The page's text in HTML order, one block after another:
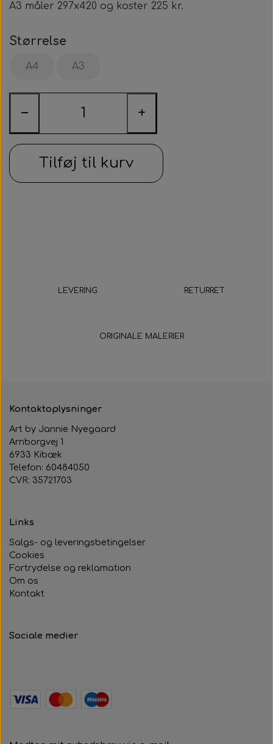
A3 måler 297x420 og koster 225 kr.
Størrelse
A4 A3
− +
Tilføj til kurv
LEVERING RETURRET
ORIGINALE MALERIER
Kontaktoplysninger
Art by Jannie Nyegaard
Arnborgvej 1
6933 Kibæk
Telefon: 60484050
CVR: 35721703
Links
Salgs- og leveringsbetingelser
Cookies
Fortrydelse og reklamation
Om os
Kontakt
Sociale medier